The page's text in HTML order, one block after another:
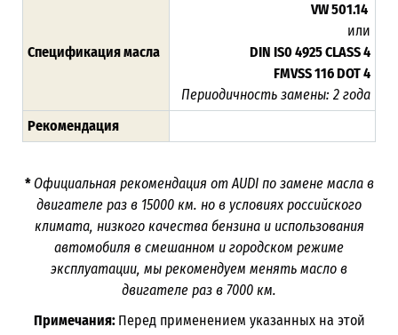
Спецификация масла
VW 501.14
или
DIN IS0 4925 CLASS 4
FMVSS 116 DOT 4
Периодичность замены: 2 года
Рекомендация
*Официальная рекомендация от AUDI по замене масла в
двигателе раз в 15000 км. но в условиях российского
климата, низкого качества бензина и использования
автомобиля в смешанном и городском режиме
эксплуатации, мы рекомендуем менять масло в
двигателе раз в 7000 км.
Примечания: Перед применением указанных на этой